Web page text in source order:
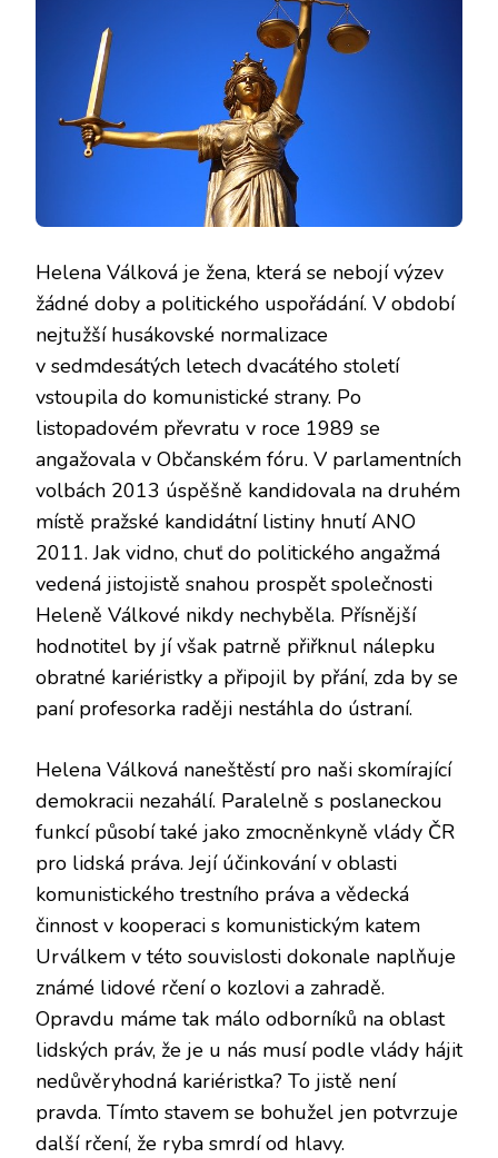
Helena Válková je žena, která se nebojí výzev
žádné doby a politického uspořádání. V období
nejtužší husákovské normalizace
v sedmdesátých letech dvacátého století
vstoupila do komunistické strany. Po
listopadovém převratu v roce 1989 se
angažovala v Občanském fóru. V parlamentních
volbách 2013 úspěšně kandidovala na druhém
místě pražské kandidátní listiny hnutí ANO
2011. Jak vidno, chuť do politického angažmá
vedená jistojistě snahou prospět společnosti
Heleně Válkové nikdy nechyběla. Přísnější
hodnotitel by jí však patrně přiřknul nálepku
obratné kariéristky a připojil by přání, zda by se
paní profesorka raději nestáhla do ústraní.
Helena Válková naneštěstí pro naši skomírající
demokracii nezahálí. Paralelně s poslaneckou
funkcí působí také jako zmocněnkyně vlády ČR
pro lidská práva. Její účinkování v oblasti
komunistického trestního práva a vědecká
činnost v kooperaci s komunistickým katem
Urválkem v této souvislosti dokonale naplňuje
známé lidové rčení o kozlovi a zahradě.
Opravdu máme tak málo odborníků na oblast
lidských práv, že je u nás musí podle vlády hájit
nedůvěryhodná kariéristka? To jistě není
pravda. Tímto stavem se bohužel jen potvrzuje
další rčení, že ryba smrdí od hlavy.